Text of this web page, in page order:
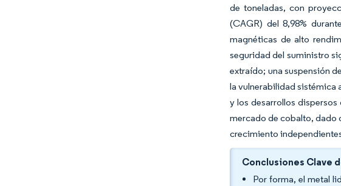
de toneladas, con
(CAGR) del 8,98%
magnéticas de alto
seguridad del suministro
extraído; una suspensión
la vulnerabilidad sistémica
y los desarrollos dispersos
mercado de cobalto, dado
crecimiento
Conclusiones Clave
Por forma, el metal